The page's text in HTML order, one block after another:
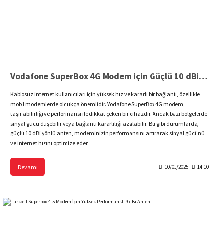
Vodafone SuperBox 4G Modem için Güçlü 10 dBi Yönlü Anten
Kablosuz internet kullanıcıları için yüksek hız ve kararlı bir bağlantı, özellikle
mobil modemlerde oldukça önemlidir. Vodafone SuperBox 4G modem,
taşınabilirliği ve performansı ile dikkat çeken bir cihazdır. Ancak bazı bölgelerde
sinyal gücü düşebilir veya bağlantı kararlılığı azalabilir. Bu gibi durumlarda,
güçlü 10 dBi yönlü anten, modeminizin performansını artırarak sinyal gücünü
ve internet hızını optimize eder.
Devamı 10/01/2025 14:10